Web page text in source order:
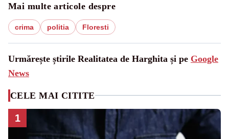
Mai multe articole despre
crima politia Floresti
Urmărește știrile Realitatea de Harghita și pe Google
News
CELE MAI CITITE
1